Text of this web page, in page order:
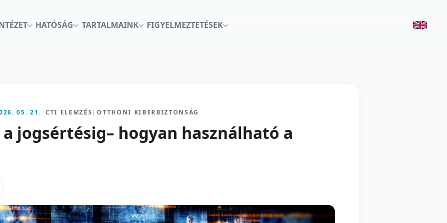
HATÓSÁG TARTALMAINK FIGYELMEZTETÉSEK
05. 21. CTI ELEMZÉS |OTTHONI KIBERBIZTONSÁG
jogsértésig– hogyan használható a
X-en emailben